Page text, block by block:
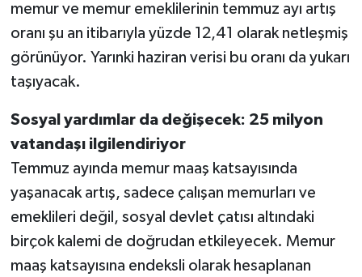
memur ve memur emeklilerinin temmuz ayı artış
oranı şu an itibarıyla yüzde 12,41 olarak netleşmiş
görünüyor. Yarınki haziran verisi bu oranı da yukarı
taşıyacak.
Sosyal yardımlar da değişecek: 25 milyon
vatandaşı ilgilendiriyor
Temmuz ayında memur maaş katsayısında
yaşanacak artış, sadece çalışan memurları ve
emeklileri değil, sosyal devlet çatısı altındaki
birçok kalemi de doğrudan etkileyecek. Memur
maaş katsayısına endeksli olarak hesaplanan